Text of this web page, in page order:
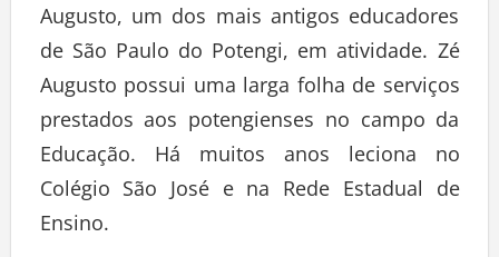
Augusto, um dos mais antigos educadores
de São Paulo do Potengi, em atividade. Zé
Augusto possui uma larga folha de serviços
prestados aos potengienses no campo da
Educação. Há muitos anos leciona no
Colégio São José e na Rede Estadual de
Ensino.